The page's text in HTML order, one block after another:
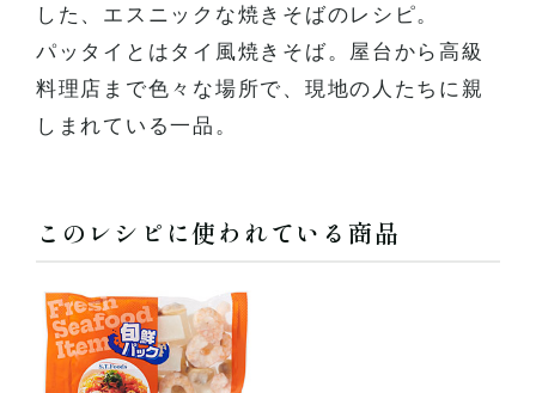
した、エスニックな焼きそばのレシピ。
パッタイとはタイ風焼きそば。屋台から高級
料理店まで色々な場所で、現地の人たちに親
しまれている一品。
このレシピに使われている商品